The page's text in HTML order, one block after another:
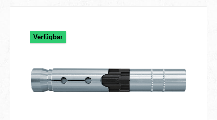
Bildergalerie überspringen
Verfügbar